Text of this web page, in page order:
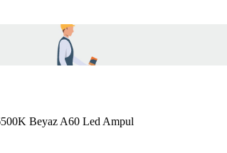
Beyaz A60 Led Ampul